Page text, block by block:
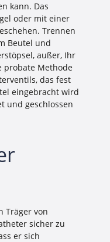
kann. Das
oder mit einer
Trennen
Beutel und
außer, Ihr
probate Methode
das fest
eingebracht wird
und geschlossen
Träger von
sicher zu
er sich